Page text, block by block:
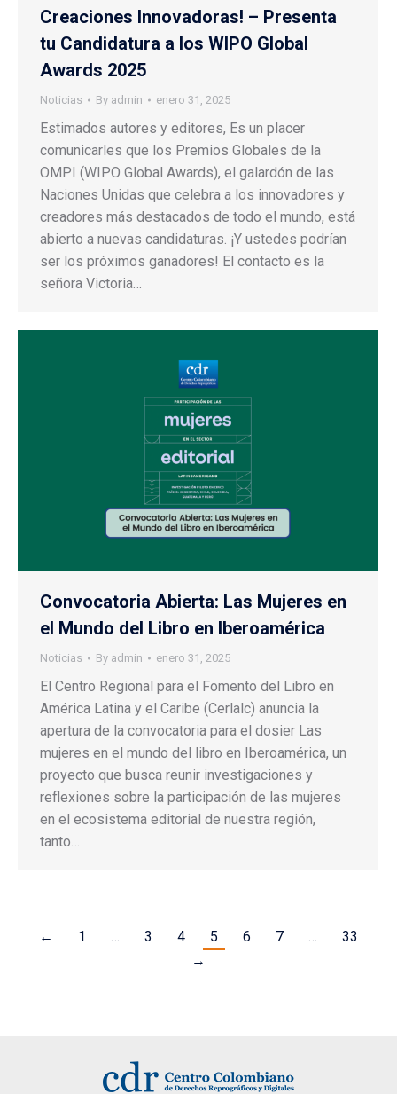
Creaciones Innovadoras! – Presenta
tu Candidatura a los WIPO Global
Awards 2025
Noticias By admin enero 31, 2025
Estimados autores y editores, Es un placer
comunicarles que los Premios Globales de la
OMPI (WIPO Global Awards), el galardón de las
Naciones Unidas que celebra a los innovadores y
creadores más destacados de todo el mundo, está
abierto a nuevas candidaturas. ¡Y ustedes podrían
ser los próximos ganadores! El contacto es la
señora Victoria…
Convocatoria Abierta: Las Mujeres en
el Mundo del Libro en Iberoamérica
Noticias By admin enero 31, 2025
El Centro Regional para el Fomento del Libro en
América Latina y el Caribe (Cerlalc) anuncia la
apertura de la convocatoria para el dosier Las
mujeres en el mundo del libro en Iberoamérica, un
proyecto que busca reunir investigaciones y
reflexiones sobre la participación de las mujeres
en el ecosistema editorial de nuestra región,
tanto…
← 1 … 3 4 5 6 7 …
33
→